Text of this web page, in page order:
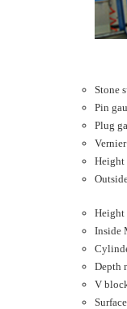
Stone
Pin
Plug
Height
Height
Inside
Depth
V